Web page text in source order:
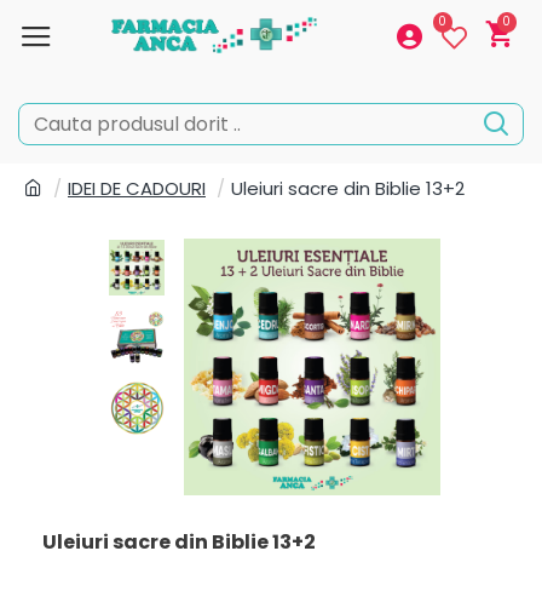
0 0
IDEI DE CADOURI Uleiuri sacre din Biblie 13+2
Uleiuri sacre din Biblie 13+2